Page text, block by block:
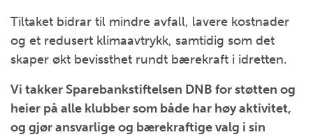
Tiltaket bidrar til mindre avfall, lavere kostnader
og et redusert klimaavtrykk, samtidig som det
skaper økt bevissthet rundt bærekraft i idretten.
Vi takker Sparebankstiftelsen DNB for støtten og
heier på alle klubber som både har høy aktivitet,
og gjør ansvarlige og bærekraftige valg i sin